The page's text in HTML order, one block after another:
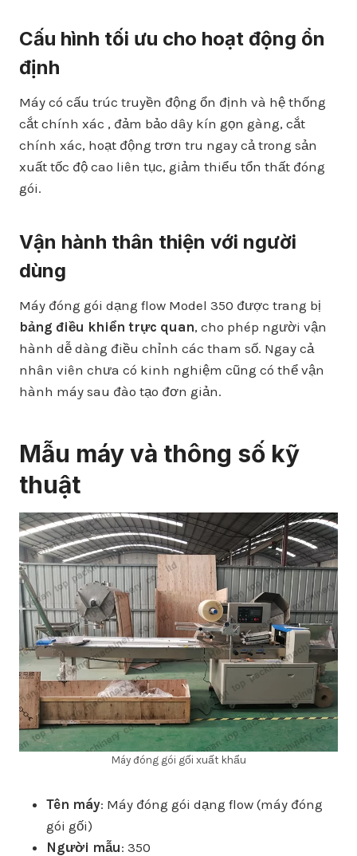
Cấu hình tối ưu cho hoạt động ổn
định
Máy có cấu trúc truyền động ổn định và hệ thống
cắt chính xác , đảm bảo dây kín gọn gàng, cắt
chính xác, hoạt động trơn tru ngay cả trong sản
xuất tốc độ cao liên tục, giảm thiểu tổn thất đóng
gói.
Vận hành thân thiện với người
dùng
Máy đóng gói dạng flow Model 350 được trang bị
bảng điều khiển trực quan, cho phép người vận
hành dễ dàng điều chỉnh các tham số. Ngay cả
nhân viên chưa có kinh nghiệm cũng có thể vận
hành máy sau đào tạo đơn giản.
Mẫu máy và thông số kỹ
thuật
Máy đóng gói gối xuất khẩu
Tên máy: Máy đóng gói dạng flow (máy đóng
gói gối)
Người mẫu: 350